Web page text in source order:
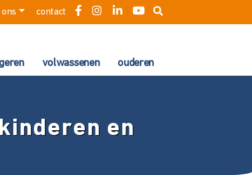
contact
volwassenen ouderen
en